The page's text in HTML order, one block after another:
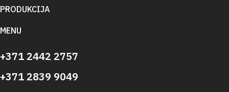
PRODUKCIJA
MENU
+371 2442 2757
+371 2839 9049